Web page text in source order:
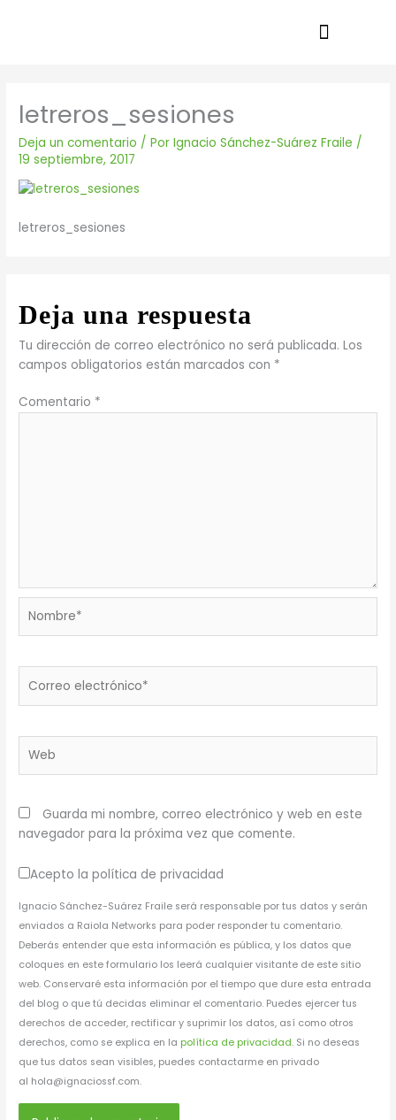
letreros_sesiones
Deja un comentario / PorIgnacio Sánchez-Suárez Fraile /
19 septiembre, 2017
letreros_sesiones
Deja una respuesta
Tu dirección de correo electrónico no será publicada. Los
campos obligatorios están marcados con *
Comentario *
electrónico*
Guarda mi nombre, correo electrónico y web en este
navegador para la próxima vez que comente.
Acepto la política de privacidad
Ignacio Sánchez-Suárez Fraile será responsable por tus datos y serán
enviados a Raiola Networks para poder responder tu comentario.
Deberás entender que esta información es pública, y los datos que
coloques en este formulario los leerá cualquier visitante de este sitio
web. Conservaré esta información por el tiempo que dure esta entrada
del blog o que tú decidas eliminar el comentario. Puedes ejercer tus
derechos de acceder, rectificar y suprimir los datos, así como otros
derechos, como se explica en la política de privacidad. Si no deseas
que tus datos sean visibles, puedes contactarme en privado
al hola@ignaciossf.com.